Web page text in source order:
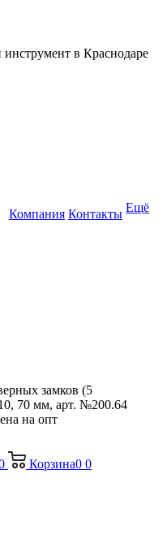
в Краснодаре
Компания Контакты Ещё
замков (5
70 мм, арт. №200.64
на опт
Корзина0 0